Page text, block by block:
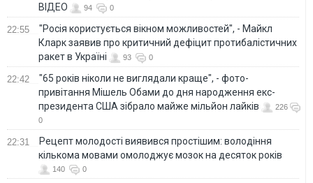
ВІДЕО
94 0
22:55
"Росія користується вікном можливостей", - Майкл
Кларк заявив про критичний дефіцит протибалістичних
ракет в Україні
93 0
22:42
"65 років ніколи не виглядали краще", - фото-
привітання Мішель Обами до дня народження екс-
президента США зібрало майже мільйон лайків
226
0
22:31
Рецепт молодості виявився простішим: володіння
кількома мовами омолоджує мозок на десяток років
140 0